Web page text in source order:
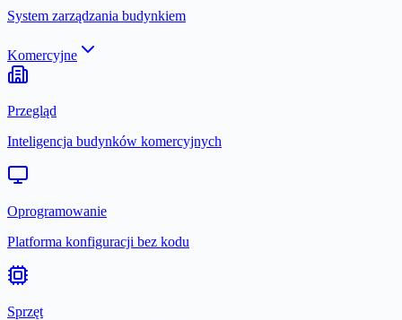
System zarządzania budynkiem
Komercyjne
Przegląd
Inteligencja budynków komercyjnych
Oprogramowanie
Platforma konfiguracji bez kodu
Sprzęt